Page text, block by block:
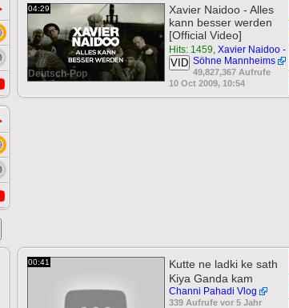
04:29
Deutsch-Pop
Xavier Naidoo - Alles
kann besser werden
[Official Video]
Hits: 1459, Xavier Naidoo -
Söhne Mannheims
VID
49,827,367 Aufrufe
10 Oct 2009, 10:54
00:41
Kutte ne ladki ke sath
Kiya Ganda kam
Channi Pahadi Vlog
339 Aufrufe vor 5 Jahr